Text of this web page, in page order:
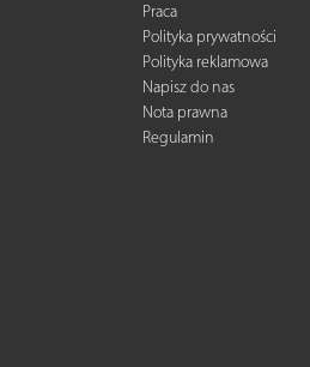
Praca
Polityka prywatności
Polityka reklamowa
Napisz do nas
Nota prawna
Regulamin